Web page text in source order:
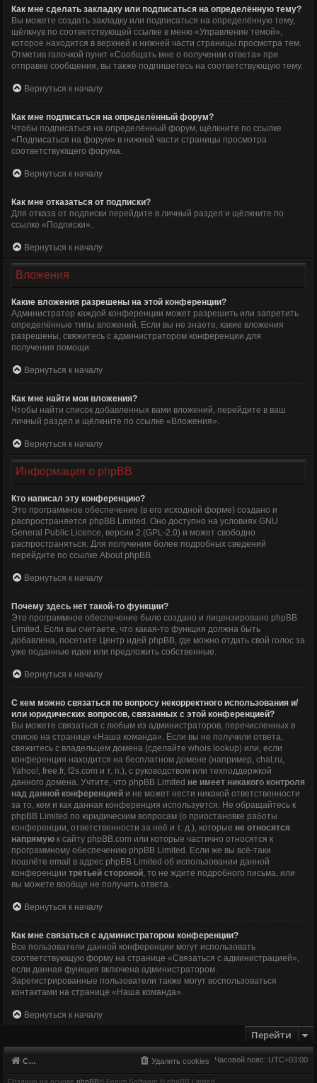
Как мне сделать закладку или подписаться на определённую тему?
Вы можете создать закладку или подписаться на определённую тему,
щёлкнув по соответствующей ссылке в меню «Управление темой»,
которое находится в верхней и нижней части страницы просмотра тем.
Отметив галочкой пункт «Сообщать мне о получении ответа» при
отправке сообщения, вы также подпишетесь на соответствующую тему.
Вернуться к началу
Как мне подписаться на определённый форум?
Чтобы подписаться на определённый форум, щёлкните по ссылке
«Подписаться на форум» в нижней части страницы просмотра
соответствующего форума.
Вернуться к началу
Как мне отказаться от подписки?
Для отказа от подписки перейдите в личный раздел и щёлкните по
ссылке «Подписки».
Вернуться к началу
Вложения
Какие вложения разрешены на этой конференции?
Администратор каждой конференции может разрешить или запретить
определённые типы вложений. Если вы не знаете, какие вложения
разрешены, свяжитесь с администратором конференции для
получения помощи.
Вернуться к началу
Как мне найти мои вложения?
Чтобы найти список добавленных вами вложений, перейдите в ваш
личный раздел и щёлкните по ссылке «Вложения».
Вернуться к началу
Информация о phpBB
Кто написал эту конференцию?
Это программное обеспечение (в его исходной форме) создано и
распространяется phpBB Limited . Оно доступно на условиях GNU
General Public Licence, версии 2 (GPL-2.0) и может свободно
распространяться. Для получения более подробных сведений
перейдите по ссылке About phpBB.
Вернуться к началу
Почему здесь нет такой-то функции?
Это программное обеспечение было создано и лицензировано phpBB
Limited. Если вы считаете, что какая-то функция должна быть
добавлена, посетите Центр идей phpBB, где можно отдать свой голос за
уже поданные идеи или предложить собственные.
Вернуться к началу
С кем можно связаться по вопросу некорректного использования и/
или юридических вопросов, связанных с этой конференцией?
Вы можете связаться с любым из администраторов, перечисленных в
списке на странице «Наша команда». Если вы не получили ответа,
свяжитесь с владельцем домена (сделайте whois lookup) или, если
конференция находится на бесплатном домене (например, chat.ru,
Yahoo!, free.fr, f2s.com и т. п.), с руководством или техподдержкой
данного домена. Учтите, что phpBB Limited не имеет никакого контроля
над данной конференцией и не может нести никакой ответственности
за то, кем и как данная конференция используется. Не обращайтесь к
phpBB Limited по юридическим вопросам (о приостановке работы
конференции, ответственности за неё и т. д.), которые не относятся
напрямую к сайту phpBB.com или которые частично относятся к
программному обеспечению phpBB Limited. Если же вы всё-таки
пошлёте email в адрес phpBB Limited об использовании данной
конференции третьей стороной, то не ждите подробного письма, или
вы можете вообще не получить ответа.
Вернуться к началу
Как мне связаться с администратором конференции?
Все пользователи данной конференции могут использовать
соответствующую форму на странице «Связаться с администрацией»,
если данная функция включена администратором.
Зарегистрированные пользователи также могут воспользоваться
контактами на странице «Наша команда».
Вернуться к началу
Перейти
Список форумов Часовой пояс: UTC+03:00
Удалить cookies